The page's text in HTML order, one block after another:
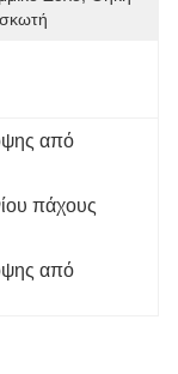
από
πάχους
από